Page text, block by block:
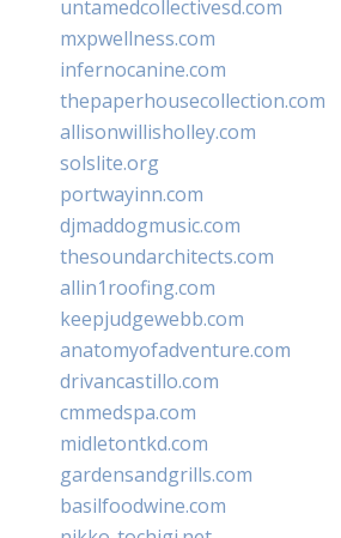
untamedcollectivesd.com
mxpwellness.com
infernocanine.com
thepaperhousecollection.com
allisonwillisholley.com
solslite.org
portwayinn.com
djmaddogmusic.com
thesoundarchitects.com
allin1roofing.com
keepjudgewebb.com
anatomyofadventure.com
drivancastillo.com
cmmedspa.com
midletontkd.com
gardensandgrills.com
basilfoodwine.com